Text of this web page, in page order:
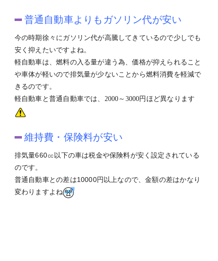
普通自動車よりもガソリン代が安い
今の時期徐々にガソリン代が高騰してきているので少しでも
安く抑えたいですよね。
軽自動車は、燃料の入る量が違う為、価格が抑えられること
や車体が軽いので排気量が少ないことから燃料消費を軽減で
きるのです。
軽自動車と普通自動車では、
2000～3000円ほど異なります
維持費・保険料が安い
排気量660㏄以下の車は税金や保険料が安く設定されている
のです。
普通自動車との差は10000円以上なので、金額の差はかなり
変わりますよね